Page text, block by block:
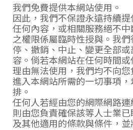
我們免費提供本網站使用。
因此，我們不保證永遠持續
任何內容，或相關服務絕不
之權限係屬臨時性授與。我
停、撤銷、中止、變更全部
容。倘若本網站在任何時間
理由無法使用，我們均不向您
進入本網站所需的一切事項
排。
任何人若經由您的網際網路連
則由您負責確保該等人士業
及其他適用的條款與條件，並